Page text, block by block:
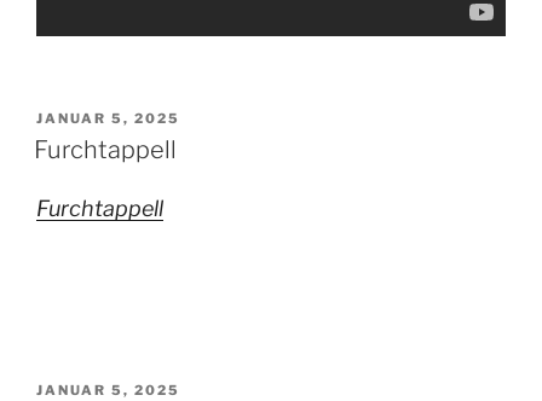
VERÖFFENTLICHT
AM
JANUAR 5, 2025
Furchtappell
Furchtappell
VERÖFFENTLICHT
JANUAR 5, 2025